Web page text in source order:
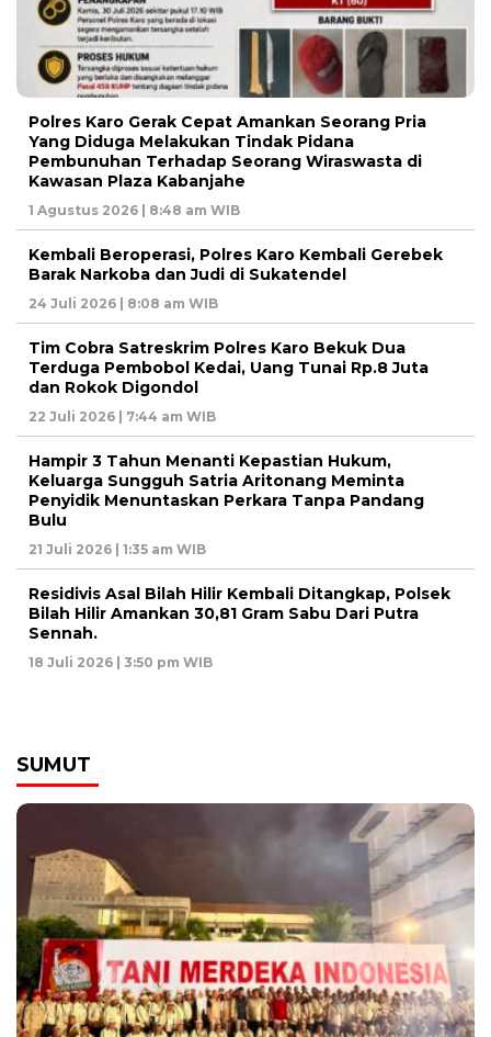
Polres Karo Gerak Cepat Amankan Seorang Pria
Yang Diduga Melakukan Tindak Pidana
Pembunuhan Terhadap Seorang Wiraswasta di
Kawasan Plaza Kabanjahe
1 Agustus 2026 | 8:48 am WIB
Kembali Beroperasi, Polres Karo Kembali Gerebek
Barak Narkoba dan Judi di Sukatendel
24 Juli 2026 | 8:08 am WIB
Tim Cobra Satreskrim Polres Karo Bekuk Dua
Terduga Pembobol Kedai, Uang Tunai Rp.8 Juta
dan Rokok Digondol
22 Juli 2026 | 7:44 am WIB
Hampir 3 Tahun Menanti Kepastian Hukum,
Keluarga Sungguh Satria Aritonang Meminta
Penyidik Menuntaskan Perkara Tanpa Pandang
Bulu
21 Juli 2026 | 1:35 am WIB
Residivis Asal Bilah Hilir Kembali Ditangkap, Polsek
Bilah Hilir Amankan 30,81 Gram Sabu Dari Putra
Sennah.
18 Juli 2026 | 3:50 pm WIB
SUMUT